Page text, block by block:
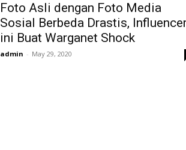
Foto Asli dengan Foto Media
Sosial Berbeda Drastis,
ini Buat Warganet Shock
admin - May 29, 2020